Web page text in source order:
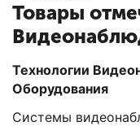
Товары
Технологии
Оборудования
Системы